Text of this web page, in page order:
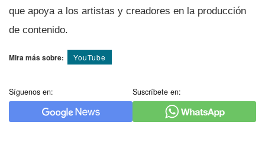
que apoya a los artistas y creadores en la producción
de contenido.
Mira más sobre: YouTube
Síguenos en: Suscríbete en: